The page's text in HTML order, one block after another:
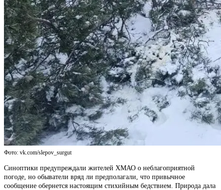
Фото: vk.com/slepov_surgut
Синоптики предупреждали жителей ХМАО о неблагоприятной
погоде, но обыватели вряд ли предполагали, что привычное
сообщение обернется настоящим стихийным бедствием. Природа дала